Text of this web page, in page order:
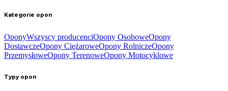
Kategorie opon
OponyWszyscy producenciOpony OsoboweOpony
DostawczeOpony CiężaroweOpony RolniczeOpony
PrzemysłoweOpony TerenoweOpony Motocyklowe
Typy opon